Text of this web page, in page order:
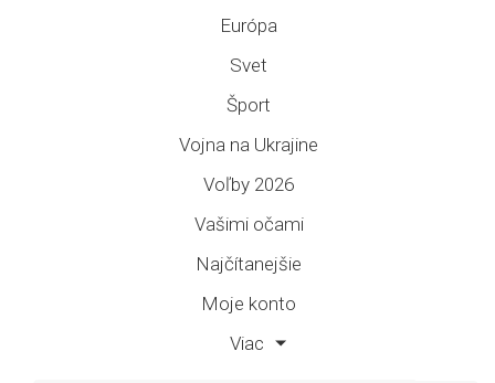
Európa
Svet
Šport
Vojna na Ukrajine
Voľby 2026
Vašimi očami
Najčítanejšie
Moje konto
Viac